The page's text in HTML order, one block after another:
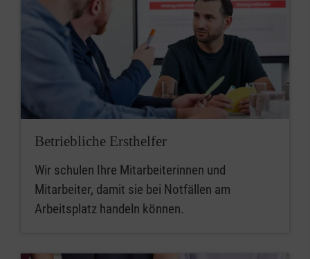
Betriebliche Ersthelfer
Wir schulen Ihre Mitarbeiterinnen und
Mitarbeiter, damit sie bei Notfällen am
Arbeitsplatz handeln können.